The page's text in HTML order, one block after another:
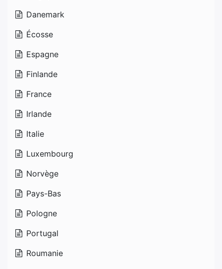
Danemark
Écosse
Espagne
Finlande
France
Irlande
Italie
Luxembourg
Norvège
Pays-Bas
Pologne
Portugal
Roumanie